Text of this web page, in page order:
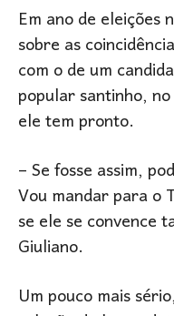
Em ano de
sobre as
com o de um
popular santinho,
ele tem pronto.
– Se fosse assim,
Vou mandar para o
se ele se convence
Giuliano.
Um pouco mais